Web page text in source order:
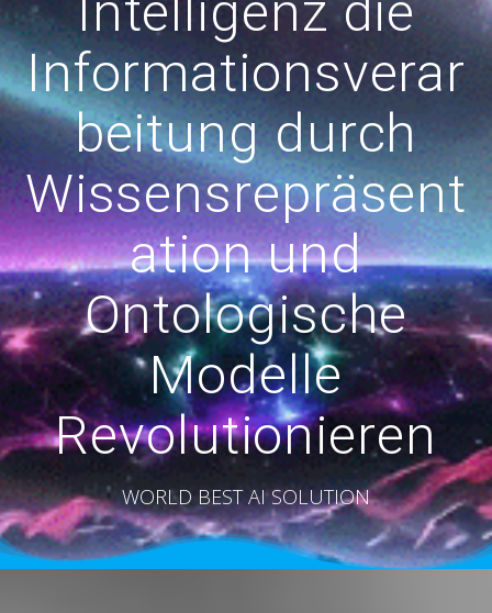
Informationsverar
beitung durch
Wissensrepräsent
ation und
Ontologische
Modelle
Revolutionieren
WORLD BEST AI SOLUTION